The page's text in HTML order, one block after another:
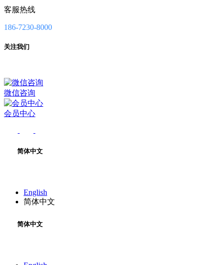
客服热线
186-7230-8000
关注我们
微信咨询
会员中心
简体中文
English
简体中文
简体中文